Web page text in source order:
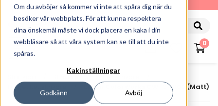
Om du avböjer så kommer vi inte att spåra dig när du
besöker vår webbplats. För att kunna respektera
dina önskemål måste vi dock placera en kaka i din
webbläsare så att våra system kan se till att du inte
spåras.
Kakinställningar
Godkänn Avböj
010-162 61 90
0
Skrivare
Etikettskrivare
Färgetikettskrivare
Epson ColorWorks CW-C4000 (matt)